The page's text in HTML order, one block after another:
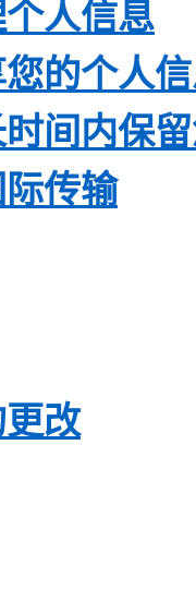
人信息
的个人
间内保
传输
改